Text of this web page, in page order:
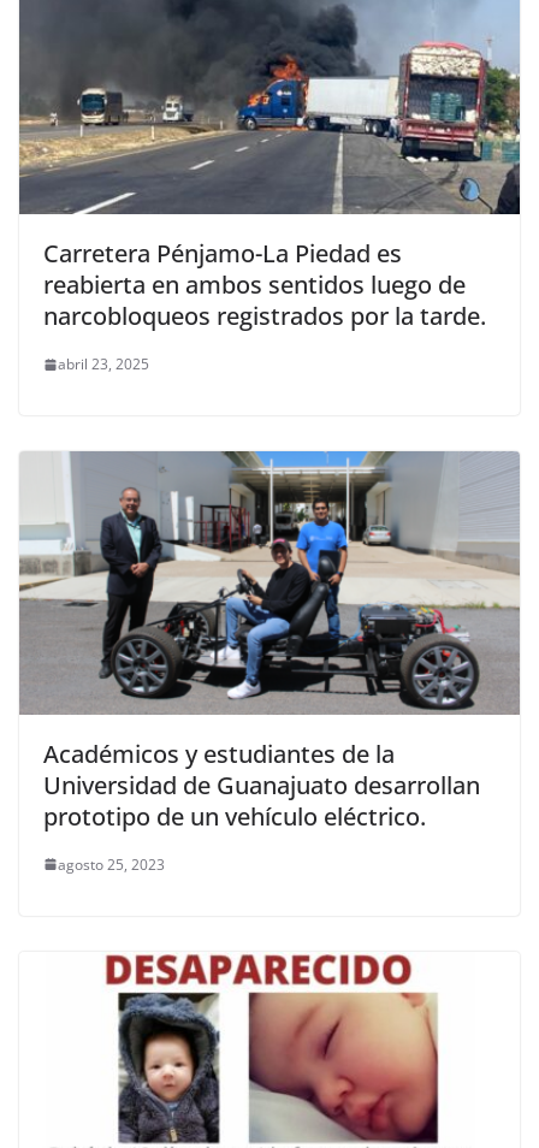
Carretera Pénjamo-La Piedad es
reabierta en ambos sentidos luego de
narcobloqueos registrados por la tarde.
abril 23, 2025
Académicos y estudiantes de la
Universidad de Guanajuato desarrollan
prototipo de un vehículo eléctrico.
agosto 25, 2023